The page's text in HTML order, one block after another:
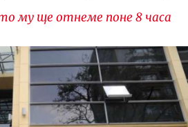
му ще отнеме поне 8 часа